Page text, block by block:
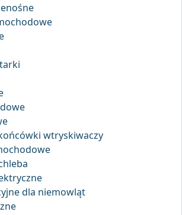
wtryskiwaczy
dla niemowląt